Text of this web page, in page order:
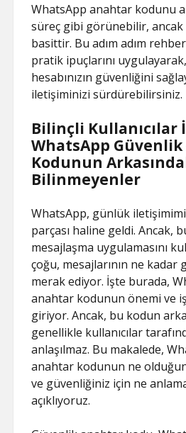
WhatsApp anahtar kodunu
süreç gibi görünebilir, ancak
basittir. Bu adım adım
pratik ipuçlarını
hesabınızın güvenliğini
iletişiminizi sürdürebilirsiniz.
Bilinçli Kullanıcılar
WhatsApp
Kodunun
Bilinmeyenler
WhatsApp, günlük
parçası haline geldi. Ancak,
mesajlaşma uygulamasını
çoğu, mesajlarının ne kadar
merak ediyor. İşte burada,
anahtar kodunun önemi ve
giriyor. Ancak, bu kodun
genellikle kullanıcılar
anlaşılmaz. Bu makalede,
anahtar kodunun ne
ve güvenliğiniz için ne
açıklıyoruz.